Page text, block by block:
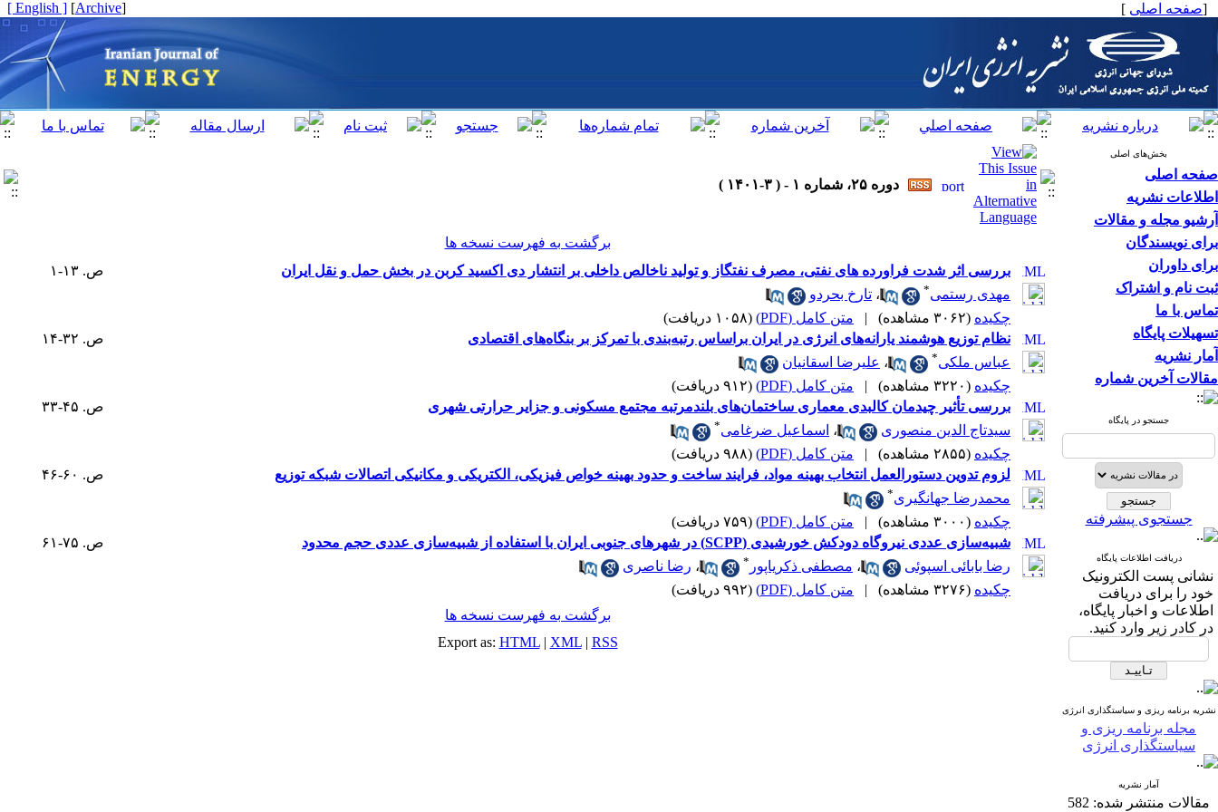
[صفحه اصلی ]
[
Archive
]
[ English ]
بخش‌های اصلی
صفحه اصلی
اطلاعات نشریه
آرشیو مجله و مقالات
برای نویسندگان
برای داوران
ثبت نام و اشتراک
تماس با ما
تسهیلات پایگاه
آمار نشریه
مقالات آخرین شماره
جستجو در پایگاه
جستجوی پیشرفته
دریافت اطلاعات پایگاه
نشانی پست الکترونیک
خود را برای دریافت
اطلاعات و اخبار پایگاه،
در کادر زیر وارد کنید.
نشریه برنامه ریزی و سیاستگذاری انرژی
مجله برنامه ریزی و
سیاستگذاری انرژی
آمار نشریه
مقالات منتشر شده: 582
دوره ۲۵، شماره ۱ - ( ۳-۱۴۰۱ )
برگشت به فهرست نسخه ها
بررسی اثر شدت فراورده های نفتی، مصرف نفتگاز و تولید ناخالص داخلی بر انتشار دی ‌اکسید کربن در بخش حمل و نقل ایران
ص. ۱۳-۱
مهدی رستمی* ، تارخ بحردو
چکیده (۳۰۶۲ مشاهده) | متن کامل (PDF)
(۱۰۵۸ دریافت)
نظام توزیع هوشمند یارانه‌های انرژی در ایران براساس رتبه‌بندی با تمرکز بر بنگاه‌های اقتصادی
ص. ۳۲-۱۴
عباس ملکی* ، علیرضا اسقانیان
چکیده (۳۲۲۰ مشاهده) | متن کامل (PDF)
(۹۱۲ دریافت)
بررسی تأثیر چیدمان کالبدی معماری ساختمان‌های بلندمرتبه مجتمع مسکونی و جزایر حرارتی شهری
ص. ۴۵-۳۳
سیدتاج الدین منصوری
، اسماعیل ضرغامی*
چکیده (۲۸۵۵ مشاهده) | متن کامل (PDF)
(۹۸۸ دریافت)
لزوم تدوین دستورالعمل انتخاب بهینه مواد، فرایند ساخت و حدود بهینه خواص فیزیکی، الکتریکی و مکانیکی اتصالات شبکه توزیع
ص. ۶۰-۴۶
محمدرضا جهانگیری*
چکیده (۳۰۰۰ مشاهده) | متن کامل (PDF)
(۷۵۹ دریافت)
شبیه‌سازی عددی نیروگاه دودکش خورشیدی (SCPP) در شهرهای جنوبی ایران با استفاده از شبیه‌سازی عددی حجم محدود
ص. ۷۵-۶۱
رضا بابائی اسپوئی
، مصطفی ذکریاپور * ، رضا ناصری
چکیده (۳۲۷۶ مشاهده) | متن کامل (PDF)
(۹۹۲ دریافت)
برگشت به فهرست نسخه ها
Export as: HTML| XML| RSS